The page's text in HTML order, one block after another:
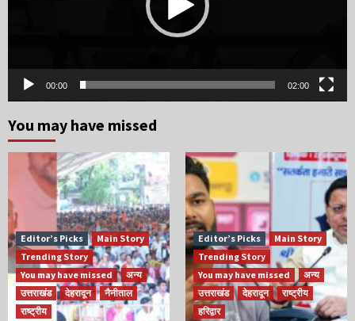
00:00 02:00
You may have missed
Editor’s Picks
Main Story
Trending Story
You may have missed
अन्य
उत्तराखंड
देहरादून
नैनीताल
राष्ट्रीय
Editor’s Picks
Main Story
Trending Story
You may have missed
अन्य
उत्तराखंड
देहरादून
राष्ट्रीय
हरिद्वार